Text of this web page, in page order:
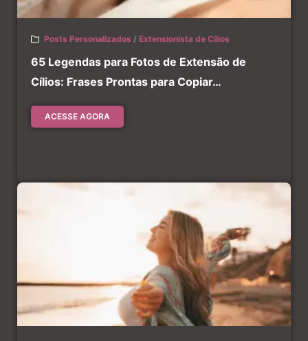
Posts Personalizados / Extensionista de Cílios
65 Legendas para Fotos de Extensão de
Cílios: Frases Prontas para Copiar…
ACESSE AGORA